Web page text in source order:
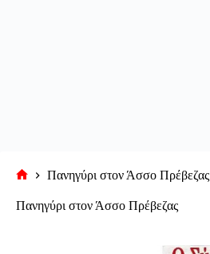
σελίδα
Πανηγύρι στον Άσσο Πρέβεζας
Πανηγύρι στον Άσσο Πρέβεζας